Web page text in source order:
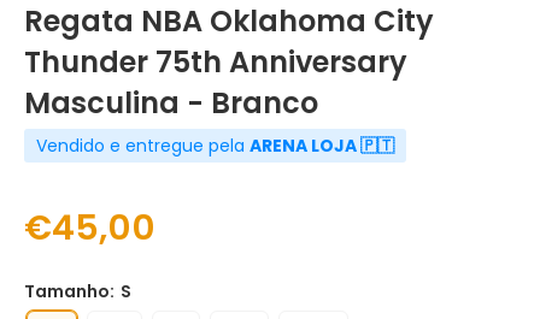
Regata NBA Oklahoma City
Thunder 75th Anniversary
Masculina - Branco
Vendido e entregue pela ARENA LOJA 🇵🇹
€45,00
Tamanho: S